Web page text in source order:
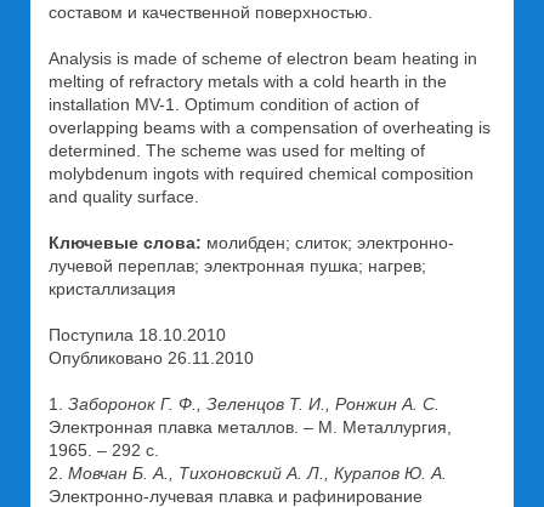
составом и качественной поверхностью.
Analysis is made of scheme of electron beam heating in
melting of refractory metals with a cold hearth in the
installation MV-1. Optimum condition of action of
overlapping beams with a compensation of overheating is
determined. The scheme was used for melting of
molybdenum ingots with required chemical composition
and quality surface.
Ключевые слова: молибден; слиток; электронно-
лучевой переплав; электронная пушка; нагрев;
кристаллизация
Поступила 18.10.2010
Опубликовано 26.11.2010
1. Заборонок Г. Ф., Зеленцов Т. И., Ронжин А. С.
Электронная плавка металлов. – М. Металлургия,
1965. – 292 с.
2. Мовчан Б. А., Тихоновский А. Л., Курапов Ю. А.
Электронно-лучевая плавка и рафинирование